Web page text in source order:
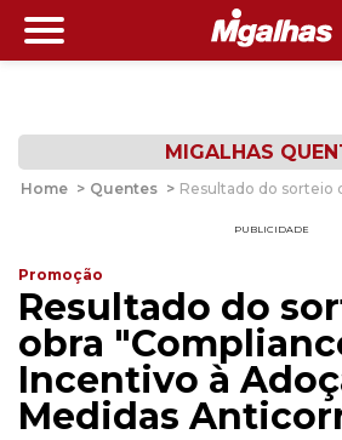
MIGALHAS
Home > Quentes > Resultado do sorteio
PUBLICIDADE
Promoção
Resultado do
obra
Incentivo à
Medidas